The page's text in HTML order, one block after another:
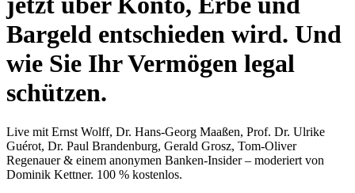
Bargeld entschieden wird. Und
wie Sie Ihr Vermögen legal
schützen.
Live mit Ernst Wolff, Dr. Hans-Georg Maaßen, Prof. Dr. Ulrike
Guérot, Dr. Paul Brandenburg, Gerald Grosz, Tom-Oliver
Regenauer & einem anonymen Banken-Insider– moderiert von
Dominik Kettner. 100 % kostenlos.